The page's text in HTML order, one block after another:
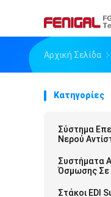
Αρχική Σελίδα
Κατηγορίες
Σύστημα
Νερού
Συστήματα
Όσμωσης Σε
Στάκοι EDI